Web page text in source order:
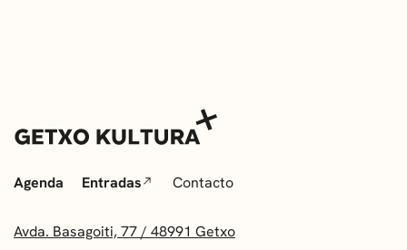
Agenda Entradas Contacto
Avda. Basagoiti, 77 / 48991 Getxo